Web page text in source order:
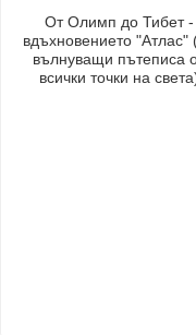
От Олимп до Тибет -
вдъхновението "Атлас"
вълнуващи пътеписа
всички точки на